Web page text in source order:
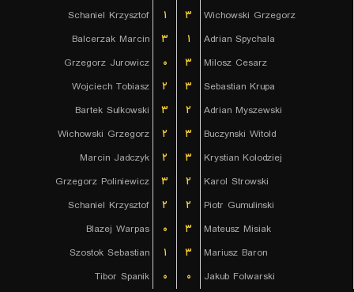
Schaniel Krzysztof
۱ ۳
Wichowski Grzegorz
Balcerzak Marcin
۳ ۱
Adrian Spychala
Grzegorz Jurowicz
۰ ۳
Milosz Cesarz
Wojciech Tobiasz
۲ ۳
Sebastian Krupa
Bartek Sulkowski
۳ ۲
Adrian Myszewski
Wichowski Grzegorz
۲ ۳
Buczynski Witold
Marcin Jadczyk
۲ ۳
Krystian Kolodziej
Grzegorz Poliniewicz
۳ ۲
Karol Strowski
Schaniel Krzysztof
۲ ۲
Piotr Gumulinski
Blazej Warpas
۰ ۳
Mateusz Misiak
Szostok Sebastian
۱ ۳
Mariusz Baron
Tibor Spanik
۰ ۰ Jakub Folwarski